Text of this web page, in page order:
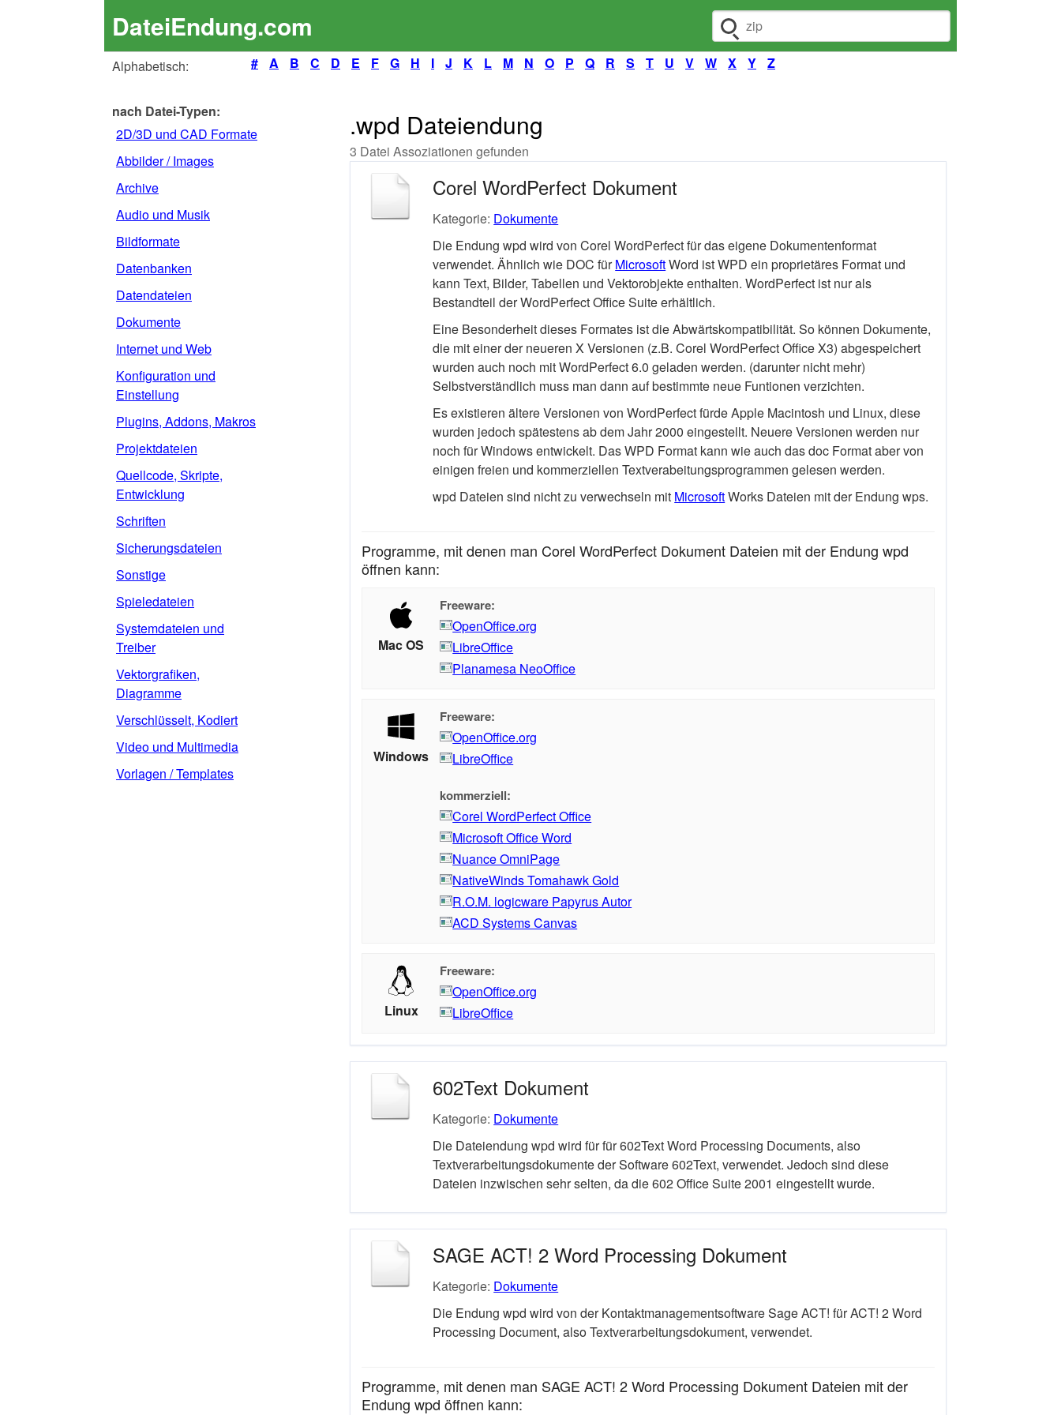
DateiEndung.com
Dateiendung suchen
Alphabetisch:
# A B C D E F G H I J K L M N O P Q R S T U V W X Y Z
nach Datei-Typen:
2D/3D und CAD Formate
Abbilder / Images
Archive
Audio und Musik
Bildformate
Datenbanken
Datendateien
Dokumente
Internet und Web
Konfiguration und
Einstellung
Plugins, Addons, Makros
Projektdateien
Quellcode, Skripte,
Entwicklung
Schriften
Sicherungsdateien
Sonstige
Spieledateien
Systemdateien und
Treiber
Vektorgrafiken,
Diagramme
Verschlüsselt, Kodiert
Video und Multimedia
Vorlagen / Templates
.wpd Dateiendung
3 Datei Assoziationen gefunden
Corel WordPerfect Dokument
Kategorie: Dokumente
Die Endung wpd wird von Corel WordPerfect für das eigene Dokumentenformat
verwendet. Ähnlich wie DOC fürMicrosoftWord ist WPD ein proprietäres Format und
kann Text, Bilder, Tabellen und Vektorobjekte enthalten. WordPerfect ist nur als
Bestandteil der WordPerfect Office Suite erhältlich.
Eine Besonderheit dieses Formates ist die Abwärtskompatibilität. So können Dokumente,
die mit einer der neueren X Versionen (z.B. Corel WordPerfect Office X3) abgespeichert
wurden auch noch mit WordPerfect 6.0 geladen werden. (darunter nicht mehr)
Selbstverständlich muss man dann auf bestimmte neue Funtionen verzichten.
Es existieren ältere Versionen von WordPerfect fürde Apple Macintosh und Linux, diese
wurden jedoch spätestens ab dem Jahr 2000 eingestellt. Neuere Versionen werden nur
noch für Windows entwickelt. Das WPD Format kann wie auch das doc Format aber von
einigen freien und kommerziellen Textverabeitungsprogrammen gelesen werden.
wpd Dateien sind nicht zu verwechseln mit MicrosoftWorks Dateien mit der Endung wps.
Programme, mit denen man Corel WordPerfect Dokument Dateien mit der Endung wpd
öffnen kann:
Mac OS
Freeware:
OpenOffice.org
LibreOffice
Planamesa NeoOffice
Windows
Freeware:
OpenOffice.org
LibreOffice
kommerziell:
Corel WordPerfect Office
Microsoft Office Word
Nuance OmniPage
NativeWinds Tomahawk Gold
R.O.M. logicware Papyrus Autor
ACD Systems Canvas
Linux
Freeware:
OpenOffice.org
LibreOffice
602Text Dokument
Kategorie: Dokumente
Die Dateiendung wpd wird für für 602Text Word Processing Documents, also
Textverarbeitungsdokumente der Software 602Text, verwendet. Jedoch sind diese
Dateien inzwischen sehr selten, da die 602 Office Suite 2001 eingestellt wurde.
SAGE ACT! 2 Word Processing Dokument
Kategorie: Dokumente
Die Endung wpd wird von der Kontaktmanagementsoftware Sage ACT! für ACT! 2 Word
Processing Document, also Textverarbeitungsdokument, verwendet.
Programme, mit denen man SAGE ACT! 2 Word Processing Dokument Dateien mit der
Endung wpd öffnen kann: